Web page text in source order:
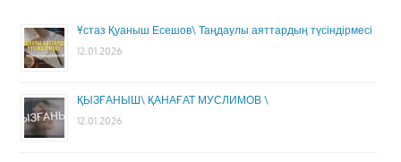
Ұстаз Қуаныш Есешов\ Таңдаулы аяттардың түсіндірмесі
12.01.2026
ҚЫЗҒАНЫШ\ ҚАНАҒАТ МУСЛИМОВ \
12.01.2026